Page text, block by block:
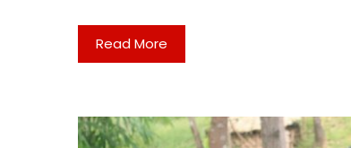
Read More